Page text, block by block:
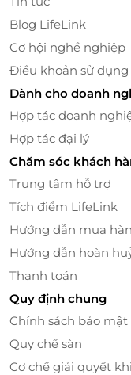
động cho trẻ
“GOm Show” đưa
nhỏ tuổi – đi qua
Ở đó, các em sẽ
từ rừng sâu, ánh
bình minh, tiếng
sàn…
Blog LifeLink
Cơ hội nghề nghiệp
Điều khoản sử dụng
Dành cho doanh
Hợp tác doanh
Hợp tác đại lý
Chăm sóc khách
Trung tâm hỗ trợ
Tích điểm LifeLink
Hướng dẫn mua
Hướng dẫn hoàn
Thanh toán
Quy định chung
Chính sách bảo mật
Quy chế sàn
Cơ chế giải quyết